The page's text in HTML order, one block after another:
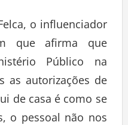
o influenciador
que afirma que
Público na
as autorizações de
de casa é como se
o pessoal não nos